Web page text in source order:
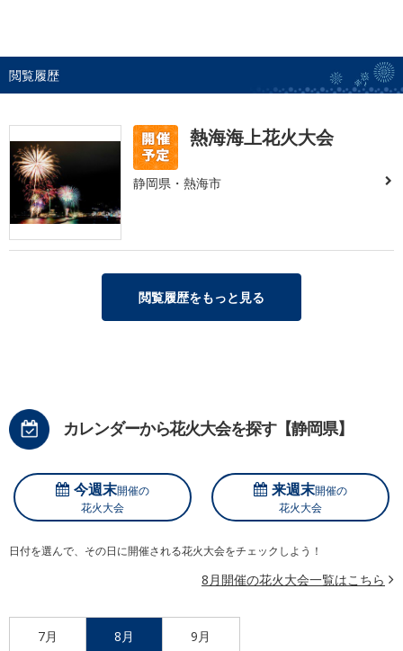
閲覧履歴
熱海海上花火大会
静岡県・熱海市
閲覧履歴をもっと見る
カレンダーから花火大会を探す【静岡県】
今週末開催の
花火大会
来週末開催の
花火大会
日付を選んで、その日に開催される花火大会をチェックしよう！
8月開催の花火大会一覧はこちら
7月 8月 9月